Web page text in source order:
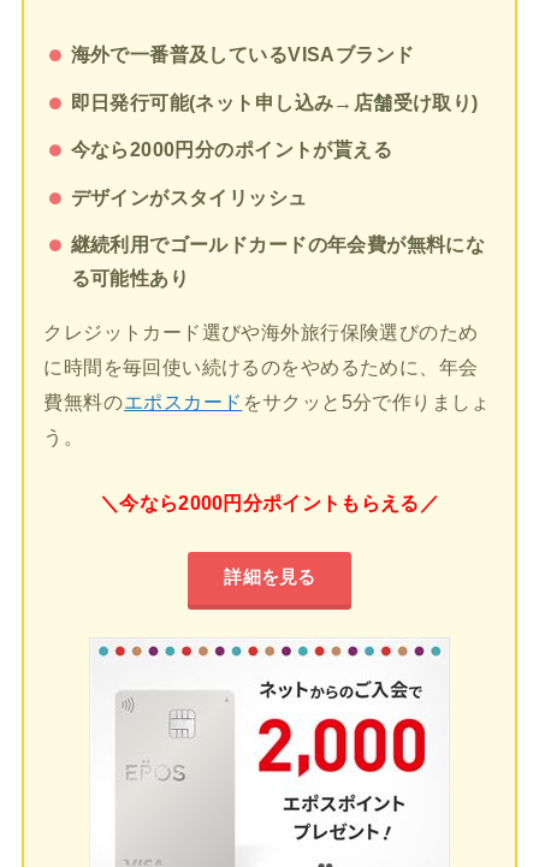
海外で一番普及しているVISAブランド
即日発行可能(ネット申し込み→店舗受け取り)
今なら2000円分のポイントが貰える
デザインがスタイリッシュ
継続利用でゴールドカードの年会費が無料にな
る可能性あり
クレジットカード選びや海外旅行保険選びのため
に時間を毎回使い続けるのをやめるために、年会
費無料のエポスカード をサクッと5分で作りましょ
う。
＼今なら2000円分ポイントもらえる／
詳細を見る